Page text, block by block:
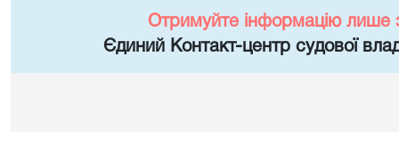
Отримуйте інформацію лише
Єдиний Контакт-центр судової